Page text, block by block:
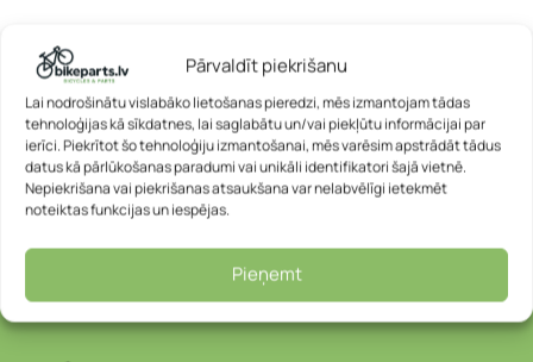
Pārvaldīt piekrišanu
Lai nodrošinātu vislabāko lietošanas pieredzi, mēs izmantojam tādas
tehnoloģijas kā sīkdatnes, lai saglabātu un/vai piekļūtu informācijai par
ierīci. Piekrītot šo tehnoloģiju izmantošanai, mēs varēsim apstrādāt tādus
datus kā pārlūkošanas paradumi vai unikāli identifikatori šajā vietnē.
Nepiekrišana vai piekrišanas atsaukšana var nelabvēlīgi ietekmēt
noteiktas funkcijas un iespējas.
Pieņemt